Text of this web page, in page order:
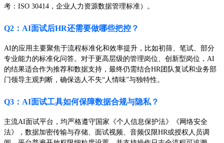
考：ISO 30414，企业人力资源数据管理标准）。
Q2：AI面试后HR还需要做哪些把控？
AI的应用主要聚焦于流程标准化和效率提升，比如初筛、笔试、部分
专业能力的标准化问答。对于更高层级的管理岗位、创新型岗位，AI
的结果适合作为推荐和数据支持，最终仍需结合HR团队复试和业务部
门领导主观判断，确保选人不失“人情味”与独特性。
Q3：AI面试工具如何保障数据合规与隐私？
主流AI面试平台，均严格遵守国家《个人信息保护法》《网络安全
法》，数据加密传输与存储、面试视频、音频仅限HR或授权人员调